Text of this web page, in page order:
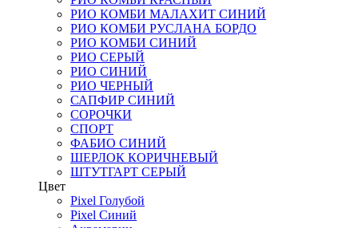
РИО КОМБИ МАЛАХИТ СИНИЙ
РИО КОМБИ РУСЛАНА БОРДО
РИО КОМБИ СИНИЙ
РИО СЕРЫЙ
РИО СИНИЙ
РИО ЧЕРНЫЙ
САПФИР СИНИЙ
СОРОЧКИ
СПОРТ
ФАБИО СИНИЙ
ШЕРЛОК КОРИЧНЕВЫЙ
ШТУТГАРТ СЕРЫЙ
Цвет
Pixel Голубой
Pixel Синий